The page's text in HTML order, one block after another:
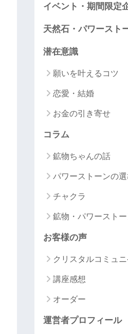
イベント・期間限定
天然石・パワースト
潜在意識
願いを叶えるコツ
恋愛・結婚
お金の引き寄せ
コラム
鉱物ちゃんの話
パワーストーンの
チャクラ
鉱物・パワースト
お客様の声
クリスタルコミュ
講座感想
オーダー
運営者プロフィール